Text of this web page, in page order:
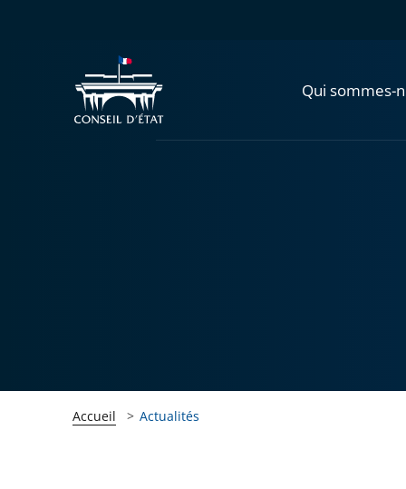
Qui sommes-
Accueil Actualités